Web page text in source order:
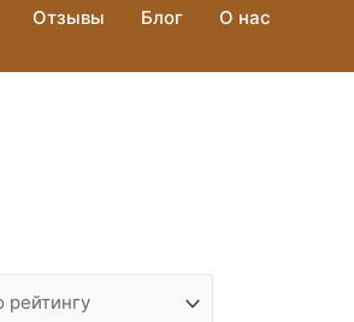
Отзывы Блог
О нас